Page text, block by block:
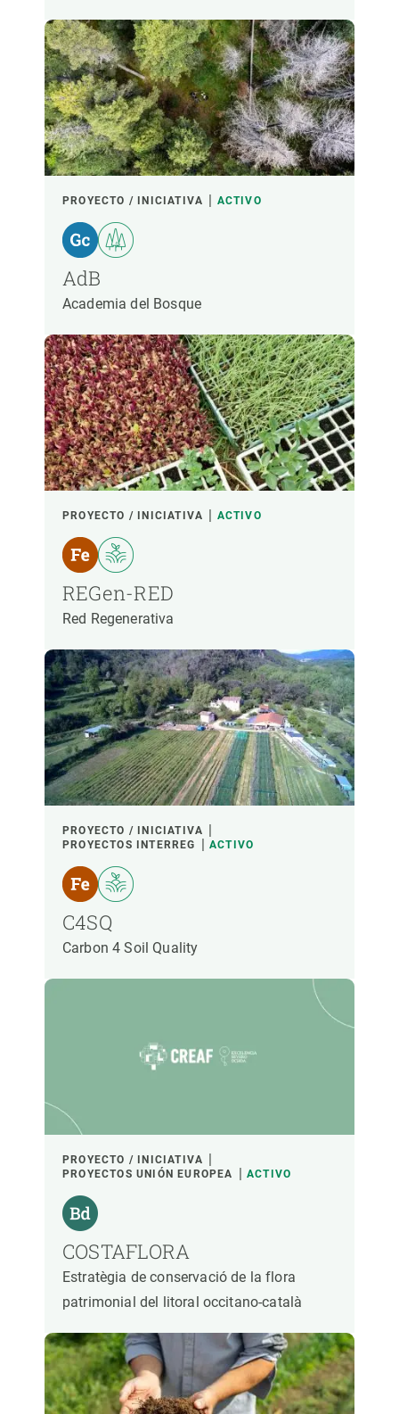
AÑO DE INICIO
LIDERAZGO CREAF LIDERAZGO EXTERNO
- CUALQUIERA - ACTIVO INACTIVO
PROYECTO / INICIATIVA ACTIVO
AdB
Academia del Bosque
PROYECTO / INICIATIVA ACTIVO
REGen-RED
Red Regenerativa
PROYECTO / INICIATIVA
PROYECTOS INTERREG
ACTIVO
C4SQ
Carbon 4 Soil Quality
PROYECTO / INICIATIVA
PROYECTOS UNIÓN EUROPEA
ACTIVO
COSTAFLORA
Estratègia de conservació de la flora
patrimonial del litoral occitano-català